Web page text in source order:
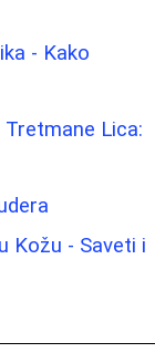
- Kako
Lica:
Kožu - Saveti i